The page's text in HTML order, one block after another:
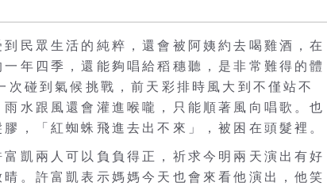
民眾生活的純粹，還會被阿姨約去喝雞酒，在
年四季，還能夠唱給稻穗聽，是非常難得的體
碰到氣候挑戰，前天彩排時風大到不僅站不
水跟風還會灌進喉嚨，只能順著風向唱歌。也
，「紅蜘蛛飛進去出不來」，被困在頭髮裡。
凱兩人可以負負得正，祈求今明兩天演出有好
。許富凱表示媽媽今天也會來看他演出，他笑